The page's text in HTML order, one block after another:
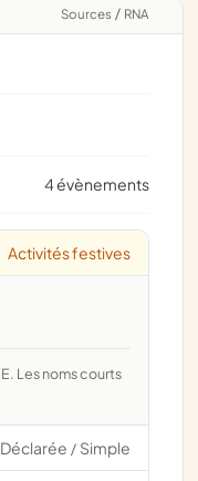
Sources / RNA
4 évènements
Activités festives
Déclarée / Simple